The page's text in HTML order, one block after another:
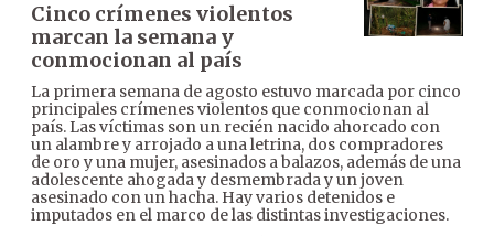
Cinco crímenes violentos
marcan la semana y
conmocionan al país
La primera semana de agosto estuvo marcada por cinco
principales crímenes violentos que conmocionan al
país. Las víctimas son un recién nacido ahorcado con
un alambre y arrojado a una letrina, dos compradores
de oro y una mujer, asesinados a balazos, además de una
adolescente ahogada y desmembrada y un joven
asesinado con un hacha. Hay varios detenidos e
imputados en el marco de las distintas investigaciones.